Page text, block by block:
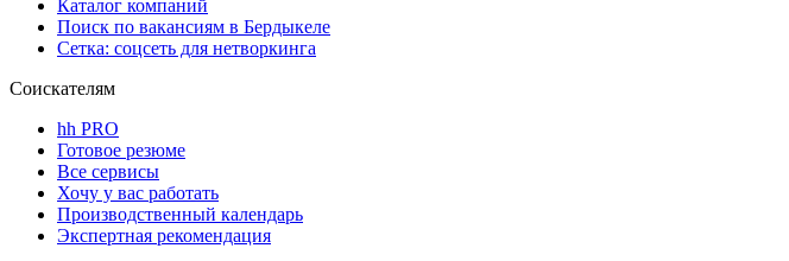
Каталог компаний
Поиск по вакансиям в Бердыкеле
Сетка: соцсеть для нетворкинга
Соискателям
hh PRO
Готовое резюме
Все сервисы
Хочу у вас работать
Производственный календарь
Экспертная рекомендация